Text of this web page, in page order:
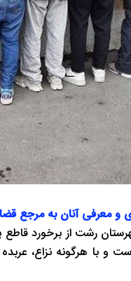
و معرفی آنان به مرجع
رشت از برخورد
و با هرگونه نزاع،